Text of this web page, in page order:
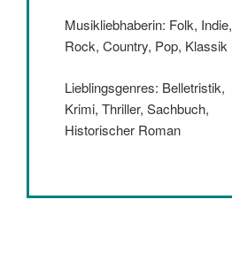
Musikliebhaberin: Folk, Indie,
Rock, Country, Pop, Klassik
Lieblingsgenres: Belletristik,
Krimi, Thriller, Sachbuch,
Historischer Roman